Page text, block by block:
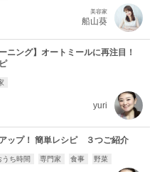
美容家
船山葵
ニング】オートミールに再注目！
yuri
アップ！ 簡単レシピ ３つご紹介
うち時間 専門家 食事 野菜